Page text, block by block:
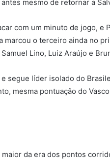
mesmo de retornar a
com um minuto de jogo, e
o terceiro ainda no
Lino, Luiz Araújo e
segue líder isolado do
mesma pontuação do
da era dos pontos